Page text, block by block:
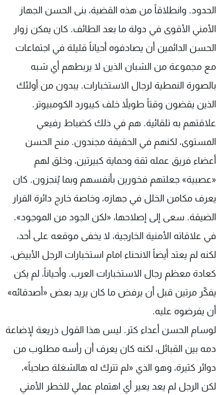
الحدود. وانطلاقاً من هذه القضية، بنى الحسن الجهاز
الأمني الأقوى في دولة ما بعد الطائف. كان يمكن زوار
الحسن الدائمين أن يصادفوه أحياناً قليلة في اجتماعات
مع مجموعة من الشبان الذين لا يربطهم أي شبه
بالصورة النمطية لرجال الاستخبارات. يبدون من أولئك
الذين يقضون وقتاً طويلاً خلف كيبورد الكومبيوتر.
علاقتهم به تلقائية. هم في ذلك كضباط رفيعي
المستوى، لكنهم في الحقيقة مجندون. منح الحسن
أعضاء فريق عمله ثقة وحماية كبيرتين، وخلق لهم
«عصبية» جعلتهم فخورين بأنفسهم وبما يُنجزون. كان
يعرف مكامن الخلل في جهازه، وخاصة خارج دائرة القرار
الضيقة. سعى إلى إصلاحها، «لكن الجود من الموجود».
في علاقاته الأمنية الخارجية، لا يخفى موقعه على أحد،
لكنه لم يعتد أيضاً الانحناء امام استخبارات الرجل الأبيض،
كعادة معظم رجال الاستخبارات العرب. وأحياناً، لم يكن
يفكّر مرتين قبل أن يرفض ما كان يريد بعض «أصدقائه»
أن يفرضوه عليه.
لوسام الحسن أعداء كثر. ليس هذا القول ذريعة لإضاعة
دمه بين القبائل، لكنه كان يعرف أن رأسه مطلوب من
دوائر كثيرة، وهو الذي «لم تترك له هالشغلة صاحباً»،
لكن الرجل لم يعد يعير أي اهتمام عملي للخطر الأمني